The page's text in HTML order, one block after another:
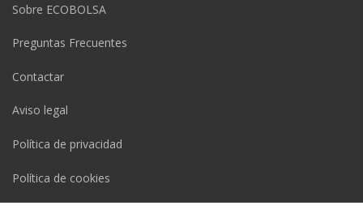
Sobre ECOBOLSA
Preguntas Frecuentes
Contactar
Aviso legal
Política de privacidad
Política de cookies